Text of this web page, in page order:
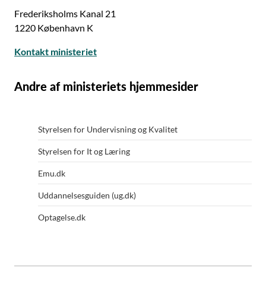
Frederiksholms Kanal 21
1220 København K
Kontakt ministeriet
Andre af ministeriets hjemmesider
Styrelsen for Undervisning og Kvalitet
Styrelsen for It og Læring
Emu.dk
Uddannelsesguiden (ug.dk)
Optagelse.dk